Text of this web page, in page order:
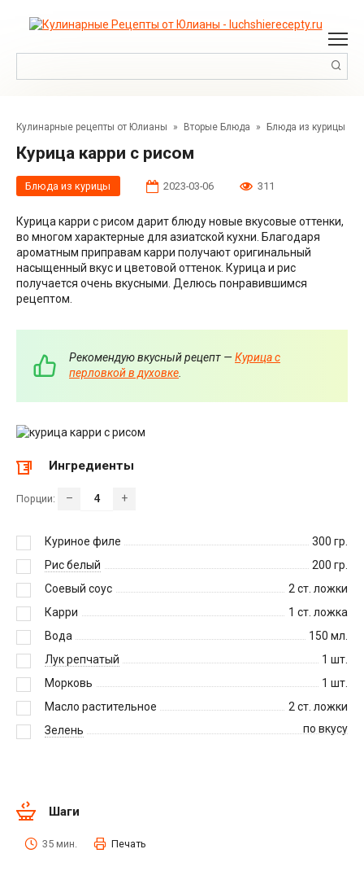
Кулинарные рецепты от Юлианы » Вторые Блюда » Блюда из курицы
Курица карри с рисом
Блюда из курицы 2023-03-06 311
Курица карри с рисом дарит блюду новые вкусовые оттенки,
во многом характерные для азиатской кухни. Благодаря
ароматным приправам карри получают оригинальный
насыщенный вкус и цветовой оттенок. Курица и рис
получается очень вкусными. Делюсь понравившимся
рецептом.
Рекомендую вкусный рецепт — Курица с
перловкой в духовке.
Ингредиенты
Порции: – +
Куриное филе 300 гр.
Рис белый
200 гр.
Соевый соус
2 ст. ложки
Карри
1 ст. ложка
Вода
150 мл.
Лук репчатый
1 шт.
Морковь
1 шт.
Масло растительное
2 ст. ложки
Зелень
по вкусу
Шаги
35 мин. Печать